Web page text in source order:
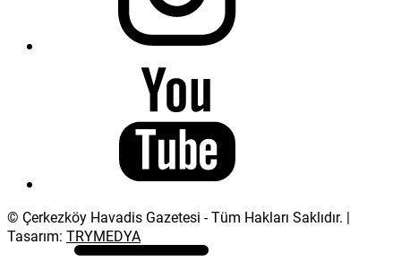
© Çerkezköy Havadis Gazetesi - Tüm Hakları Saklıdır. |
Tasarım: TRYMEDYA